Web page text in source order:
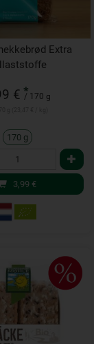
Extra
€ *
/ 170 g
170 g
3,99 €